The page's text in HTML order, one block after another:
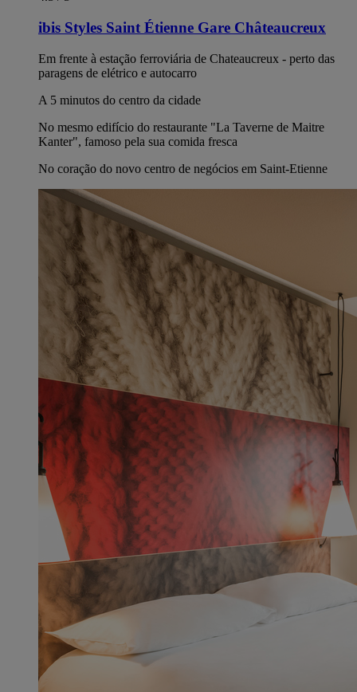
ibis Styles Saint Étienne Gare Châteaucreux
Em frente à estação ferroviária de Chateaucreux - perto das
paragens de elétrico e autocarro
A 5 minutos do centro da cidade
No mesmo edifício do restaurante "La Taverne de Maitre
Kanter", famoso pela sua comida fresca
No coração do novo centro de negócios em Saint-Etienne